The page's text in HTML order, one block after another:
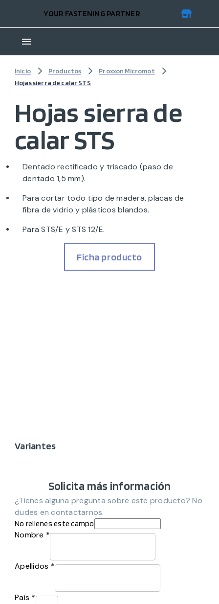
YOUR FASTENING PARTNER
Inicio Productos
Proxxon Micromot
Hojas sierra de calar STS
Hojas sierra de
calar STS
Dentado rectificado y triscado (paso de
dentado 1,5 mm).
Para cortar todo tipo de madera, placas de
fibra de vidrio y plásticos blandos.
Para STS/E y STS 12/E.
Ficha producto
Variantes
Solicita más información
¿Tienes alguna pregunta sobre este producto? No
dudes en contactarnos.
No rellenes este campo
Nombre *
Apellidos *
País *